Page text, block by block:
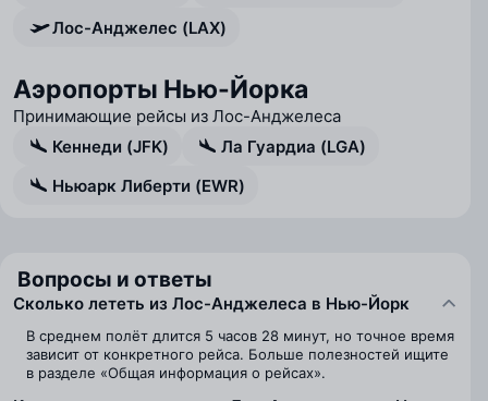
Лос-Анджелес (LAX)
Аэропорты Нью-Йорка
Принимающие рейсы из Лос-Анджелеса
Кеннеди (JFK)
Ла Гуардиа (LGA)
Ньюарк Либерти (EWR)
Вопросы и ответы
Сколько лететь из Лос-Анджелеса в Нью-Йорк
В среднем полёт длится 5 часов 28 минут, но точное время
зависит от конкретного рейса. Больше полезностей ищите
в разделе «Общая информация о рейсах».